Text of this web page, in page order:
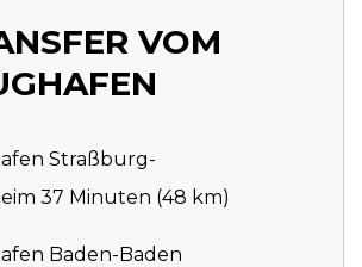
VOM
Straßburg-
37 Minuten (48 km)
Baden-Baden